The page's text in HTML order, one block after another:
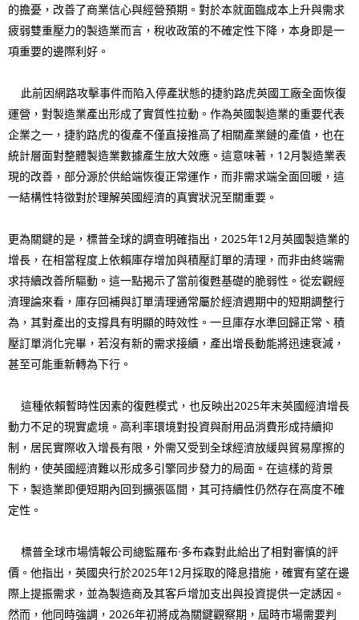
的擔憂，改善了商業信心與經營預期。對於本就面臨成本上升與需求
疲弱雙重壓力的製造業而言，稅收政策的不確定性下降，本身即是一
項重要的邊際利好。
此前因網路攻擊事件而陷入停產狀態的捷豹路虎英國工廠全面恢復
運營，對製造業產出形成了實質性拉動。作為英國製造業的重要代表
企業之一，捷豹路虎的復產不僅直接推高了相關產業鏈的產值，也在
統計層面對整體製造業數據產生放大效應。這意味著，12月製造業表
現的改善，部分源於供給端恢復正常運作，而非需求端全面回暖，這
一結構性特徵對於理解英國經濟的真實狀況至關重要。
更為關鍵的是，標普全球的調查明確指出，2025年12月英國製造業的
增長，在相當程度上依賴庫存增加與積壓訂單的清理，而非由終端需
求持續改善所驅動。這一點揭示了當前復甦基礎的脆弱性。從宏觀經
濟理論來看，庫存回補與訂單清理通常屬於經濟週期中的短期調整行
為，其對產出的支撐具有明顯的時效性。一旦庫存水準回歸正常、積
壓訂單消化完畢，若沒有新的需求接續，產出增長動能將迅速衰減，
甚至可能重新轉為下行。
這種依賴暫時性因素的復甦模式，也反映出2025年末英國經濟增長
動力不足的現實處境。高利率環境對投資與耐用品消費形成持續抑
制，居民實際收入增長有限，外需又受到全球經濟放緩與貿易摩擦的
制約，使英國經濟難以形成多引擎同步發力的局面。在這樣的背景
下，製造業即便短期內回到擴張區間，其可持續性仍然存在高度不確
定性。
標普全球市場情報公司總監羅布·多布森對此給出了相對審慎的評
價。他指出，英國央行於2025年12月採取的降息措施，確實有望在邊
際上提振需求，並為製造商及其客戶增加支出與投資提供一定誘因。
然而，他同時強調，2026年初將成為關鍵觀察期，屆時市場需要判